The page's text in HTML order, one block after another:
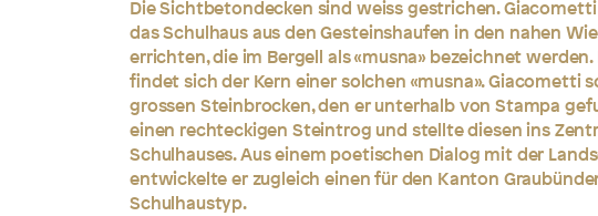
Die Sichtbetondecken sind weiss gestrichen.
das Schulhaus aus den Gesteinshaufen in den nahen
errichten, die im Bergell als «musna» bezeichnet werden.
findet sich der Kern einer solchen «musna». Giacometti
grossen Steinbrocken, den er unterhalb von Stampa
einen rechteckigen Steintrog und stellte diesen ins
Schulhauses. Aus einem poetischen Dialog mit der
entwickelte er zugleich einen für den Kanton
Schulhaustyp.